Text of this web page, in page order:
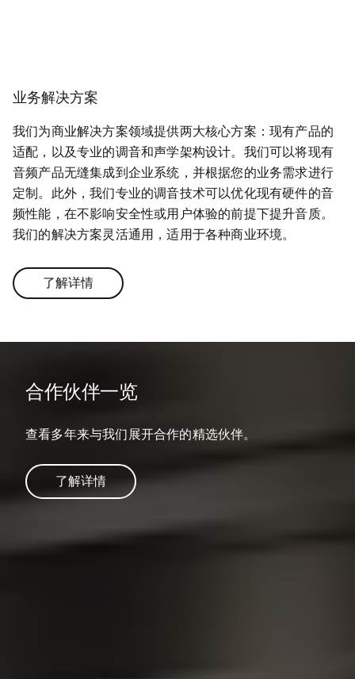
业务解决方案
我们为商业解决方案领域提供两大核心方案：现有产品的
适配，以及专业的调音和声学架构设计。我们可以将现有
音频产品无缝集成到企业系统，并根据您的业务需求进行
定制。此外，我们专业的调音技术可以优化现有硬件的音
频性能，在不影响安全性或用户体验的前提下提升音质。
我们的解决方案灵活通用，适用于各种商业环境。
了解详情
合作伙伴一览
查看多年来与我们展开合作的精选伙伴。
了解详情